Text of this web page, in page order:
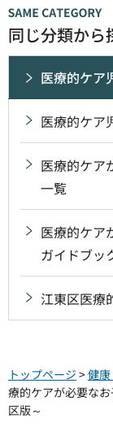
同じ分類から
医療的ケア
医療的ケア
医療的ケア
一覧
医療的ケア
ガイドブッ
江東区医療
トップページ >健
療的ケアが必要な
区版～